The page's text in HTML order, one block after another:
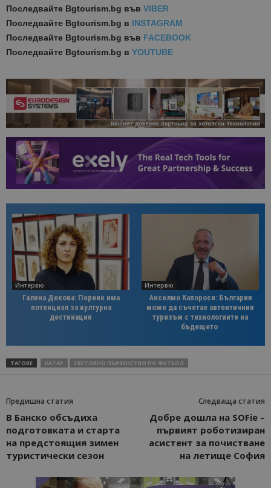
Последвайте Bgtourism.bg във VIBER
Последвайте Bgtourism.bg в INSTAGRAM
Последвайте Bgtourism.bg във FACEBOOK
Последвайте Bgtourism.bg в YOUTUBE
Интервю
Галина Декова: Перник има
потенциал за културна
дестинация
Интервю
Анселмо Капороси: България
може да съчетае автентичния
туризъм с технологиите на
бъдещето
ТАГОВЕ КАТАР СВЕТОВНО ПЪРВЕНСТВО ПО ФУТБОЛ
Предишна статия
В Банско обсъдиха
подготовката и старта
на предстоящия зимен
туристически сезон
Следваща статия
Добре дошла на SOFie –
първият роботизиран
асистент за почистване
на летище София